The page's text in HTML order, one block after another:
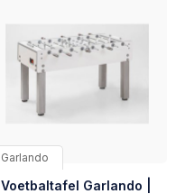
Garlando
Voetbaltafel Garlando |